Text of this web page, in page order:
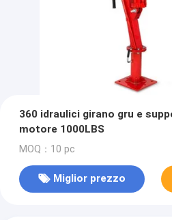
360 idraulici girano gru e
motore 1000LBS
MOQ：10 pc
Miglior prezzo